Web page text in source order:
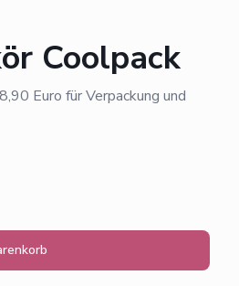
Coolpack
Euro für Verpackung und